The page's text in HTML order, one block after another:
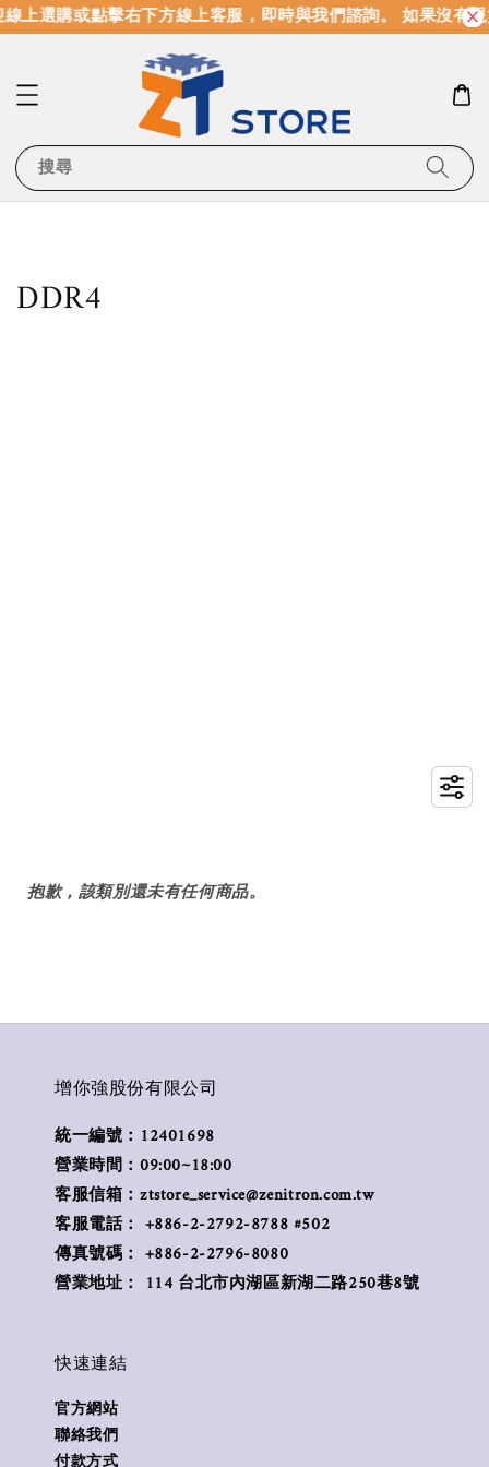
上選購或點擊右下方線上客服，即時與我們諮詢。 如果沒有
搜尋
DDR4
抱歉，該類別還未有任何商品。
增你強股份有限公司
統一編號：12401698
營業時間：09:00~18:00
客服信箱：ztstore_service@zenitron.com.tw
客服電話： +886-2-2792-8788 #502
傳真號碼： +886-2-2796-8080
營業地址： 114 台北市內湖區新湖二路250巷8號
快速連結
官方網站
聯絡我們